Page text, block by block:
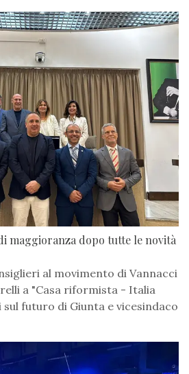
maggioranza dopo tutte le novità
al movimento di Vannacci
a "Casa riformista - Italia
futuro di Giunta e vicesindaco